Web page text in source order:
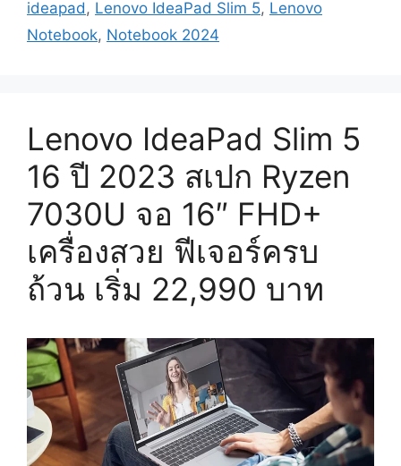
ideapad , Lenovo IdeaPad Slim 5, Lenovo
Notebook, Notebook 2024
Lenovo IdeaPad Slim 5
16 ปี 2023 สเปก Ryzen
7030U จอ 16″ FHD+
เครื่องสวย ฟีเจอร์ครบ
ถ้วน เริ่ม 22,990 บาท